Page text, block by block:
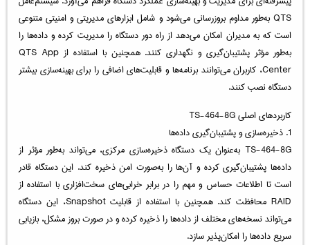
QTS به‌طور مداوم بروزرسانی می‌شود و شامل ابزارهای مدیریتی و امنیتی متنوعی
است که به مدیران امکان می‌دهد از راه دور دستگاه را مدیریت کرده و داده‌ها را
به‌طور مؤثر پشتیبان‌گیری و نگهداری کنند. همچنین با استفاده از QTS App
Center، کاربران می‌توانند برنامه‌ها و قابلیت‌های اضافی را برای بهینه‌سازی بیشتر
دستگاه نصب کنند.
کاربردهای اصلی TS-464-8G
1. ذخیره‌سازی و پشتیبان‌گیری داده‌ها
TS-464-8G به‌عنوان یک دستگاه ذخیره‌سازی مرکزی، می‌تواند به‌طور مؤثر از
داده‌ها پشتیبان‌گیری کرده و آن‌ها را به‌صورت امن ذخیره کند. این دستگاه قادر
است تا اطلاعات حساس و مهم را در برابر خرابی‌های سخت‌افزاری با استفاده از
RAID محافظت کند. همچنین با استفاده از قابلیت Snapshot، این دستگاه
می‌تواند نسخه‌های مختلف از داده‌ها را ذخیره کرده و در صورت بروز مشکل، بازیابی
سریع داده‌ها را امکان‌پذیر سازد.